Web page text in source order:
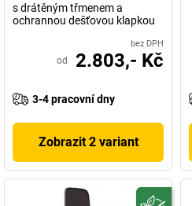
s drátěným třmenem a
ochrannou dešťovou klapkou
bez DPH
od 2.803,- Kč
3-4 pracovní dny
Zobrazit 2 variant